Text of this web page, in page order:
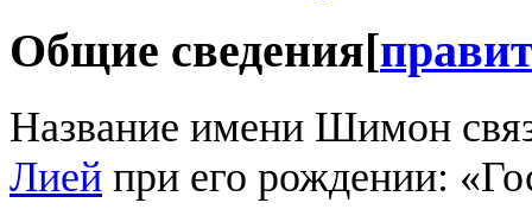
Общие сведения[
Название имени Шимон
Лией при его рождении: